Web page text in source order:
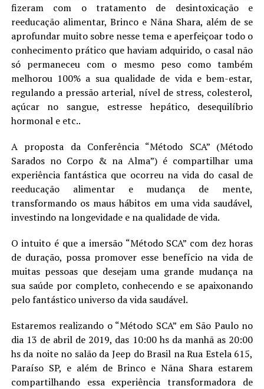
fizeram com o tratamento de desintoxicação e
reeducação alimentar, Brinco e Nãna Shara, além de se
aprofundar muito sobre nesse tema e aperfeiçoar todo o
conhecimento prático que haviam adquirido, o casal não
só permaneceu com o mesmo peso como também
melhorou 100% a sua qualidade de vida e bem-estar,
regulando a pressão arterial, nível de stress, colesterol,
açúcar no sangue, estresse hepático, desequilíbrio
hormonal e etc..
A proposta da Conferência “Método SCA” (Método
Sarados no Corpo & na Alma”) é compartilhar uma
experiência fantástica que ocorreu na vida do casal de
reeducação alimentar e mudança de mente,
transformando os maus hábitos em uma vida saudável,
investindo na longevidade e na qualidade de vida.
O intuito é que a imersão “Método SCA” com dez horas
de duração, possa promover esse benefício na vida de
muitas pessoas que desejam uma grande mudança na
sua saúde por completo, conhecendo e se apaixonando
pelo fantástico universo da vida saudável.
Estaremos realizando o “Método SCA” em São Paulo no
dia 13 de abril de 2019, das 10:00 hs da manhã as 20:00
hs da noite no salão da Jeep do Brasil na Rua Estela 615,
Paraíso SP, e além de Brinco e Nãna Shara estarem
compartilhando essa experiência transformadora de